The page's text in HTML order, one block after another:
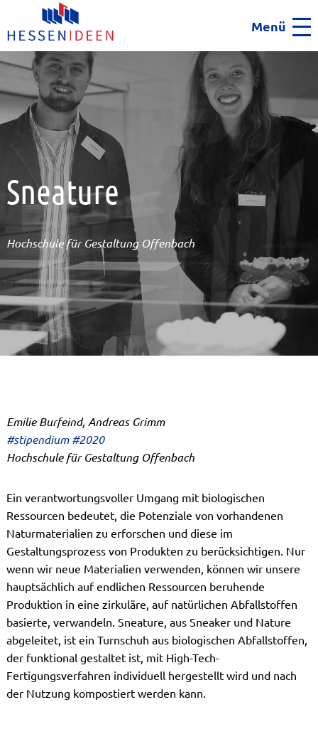
Menü
Sneature
Hochschule für Gestaltung Offenbach
Emilie Burfeind, Andreas Grimm
#stipendium #2020
Hochschule für Gestaltung Offenbach
Ein verantwortungsvoller Umgang mit biologischen
Ressourcen bedeutet, die Potenziale von vorhandenen
Naturmaterialien zu erforschen und diese im
Gestaltungsprozess von Produkten zu berücksichtigen. Nur
wenn wir neue Materialien verwenden, können wir unsere
hauptsächlich auf endlichen Ressourcen beruhende
Produktion in eine zirkuläre, auf natürlichen Abfallstoffen
basierte, verwandeln. Sneature, aus Sneaker und Nature
abgeleitet, ist ein Turnschuh aus biologischen Abfallstoffen,
der funktional gestaltet ist, mit High-Tech-
Fertigungsverfahren individuell hergestellt wird und nach
der Nutzung kompostiert werden kann.